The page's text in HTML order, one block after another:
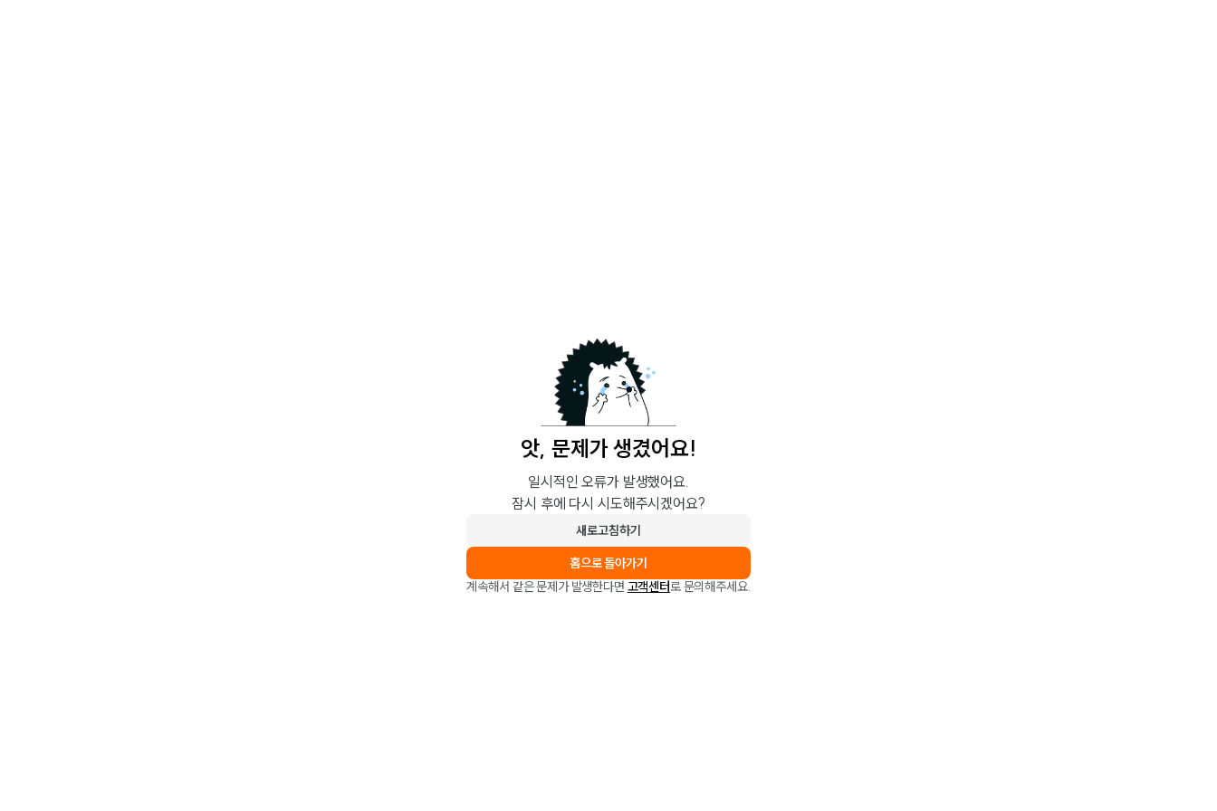
앗, 문제가 생겼어요!
일시적인 오류가 발생했어요.
잠시 후에 다시 시도해주시겠어요?
새로고침하기
홈으로 돌아가기
계속해서 같은 문제가 발생한다면 고객센터로 문의해주세요.